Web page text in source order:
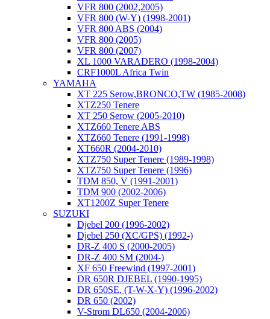
VFR 800 (2002,2005)
VFR 800 (W-Y) (1998-2001)
VFR 800 ABS (2004)
VFR 800 (2005)
VFR 800 (2007)
XL 1000 VARADERO (1998-2004)
CRF1000L Africa Twin
YAMAHA
XT 225 Serow,BRONCO,TW (1985-2008)
XTZ250 Tenere
XT 250 Serow (2005-2010)
XTZ660 Tenere ABS
XTZ660 Tenere (1991-1998)
XT660R (2004-2010)
XTZ750 Super Tenere (1989-1998)
XTZ750 Super Tenere (1996)
TDM 850, V (1991-2001)
TDM 900 (2002-2006)
XT1200Z Super Tenere
SUZUKI
Djebel 200 (1996-2002)
Djebel 250 (XC/GPS) (1992-)
DR-Z 400 S (2000-2005)
DR-Z 400 SM (2004-)
XF 650 Freewind (1997-2001)
DR 650R DJEBEL (1990-1995)
DR 650SE, (T-W-X-Y) (1996-2002)
DR 650 (2002)
V-Strom DL650 (2004-2006)